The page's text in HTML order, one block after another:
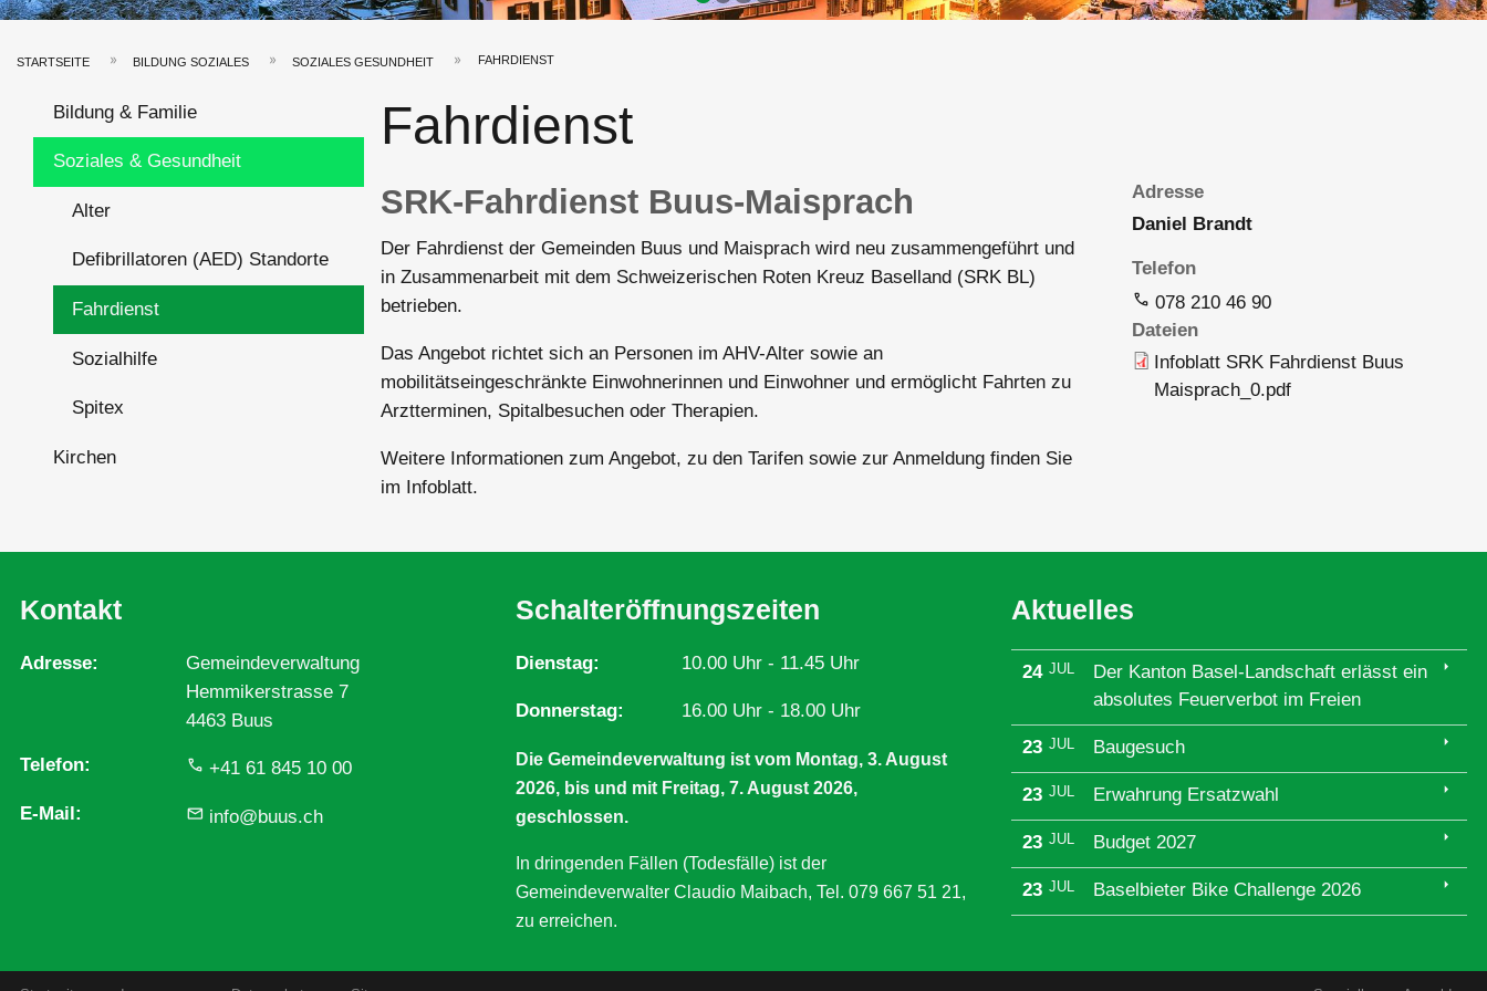
Pfadnavigation
STARTSEITE BILDUNG SOZIALES SOZIALES GESUNDHEIT FAHRDIENST
Hauptnavigation
Bildung & Familie
Soziales & Gesundheit
Alter
Defibrillatoren (AED) Standorte
Fahrdienst
Sozialhilfe
Spitex
Kirchen
Fahrdienst
SRK-Fahrdienst Buus-Maisprach
Der Fahrdienst der Gemeinden Buus und Maisprach wird neu zusammengeführt und
in Zusammenarbeit mit dem Schweizerischen Roten Kreuz Baselland (SRK BL)
betrieben.
Das Angebot richtet sich an Personen im AHV-Alter sowie an
mobilitätseingeschränkte Einwohnerinnen und Einwohner und ermöglicht Fahrten zu
Arztterminen, Spitalbesuchen oder Therapien.
Weitere Informationen zum Angebot, zu den Tarifen sowie zur Anmeldung finden Sie
im Infoblatt.
Adresse
Daniel Brandt
Telefon
078 210 46 90
Dateien
Infoblatt SRK Fahrdienst Buus
Maisprach_0.pdf
Kontakt
Adresse
Gemeindeverwaltung
Hemmikerstrasse 7
4463 Buus
Telefon +41 61 845 10 00
E-Mail info@buus.ch
Schalteröffnungszeiten
Dienstag 10.00 Uhr - 11.45 Uhr
Donnerstag 16.00 Uhr - 18.00 Uhr
Die Gemeindeverwaltung ist vom Montag, 3. August
2026, bis und mit Freitag, 7. August 2026,
geschlossen.
In dringenden Fällen (Todesfälle) ist der
Gemeindeverwalter Claudio Maibach, Tel. 079 667 51 21,
zu erreichen.
Aktuelles
24 JUL
Der Kanton Basel-Landschaft erlässt ein
absolutes Feuerverbot im Freien
arrow_right
23 JUL Baugesuch arrow_right
23 JUL Erwahrung Ersatzwahl arrow_right
23 JUL Budget 2027 arrow_right
23 JUL Baselbieter Bike Challenge 2026 arrow_right